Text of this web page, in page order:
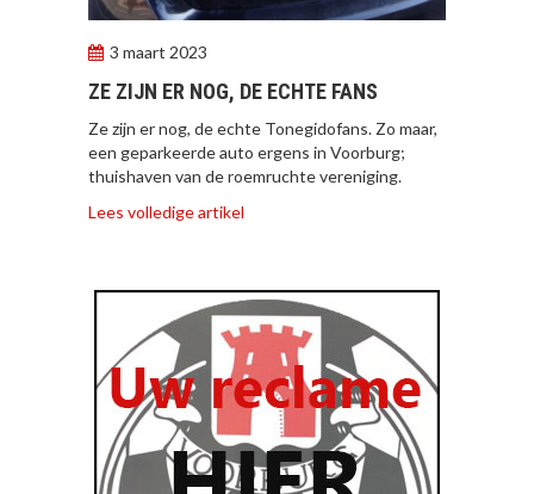
3 maart 2023
ZE ZIJN ER NOG, DE ECHTE FANS
Ze zijn er nog, de echte Tonegidofans. Zo maar,
een geparkeerde auto ergens in Voorburg;
thuishaven van de roemruchte vereniging.
Lees volledige artikel